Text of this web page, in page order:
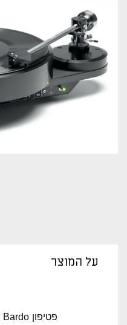
על המוצר